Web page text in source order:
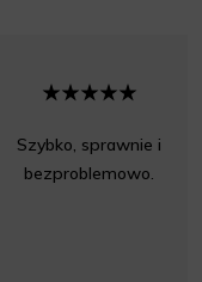
Szybko, sprawnie i
bezproblemowo.